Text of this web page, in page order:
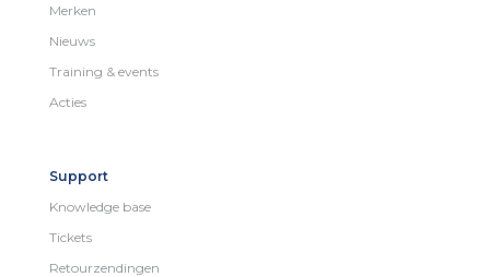
Merken
Nieuws
Training & events
Acties
Support
Knowledge base
Tickets
Retourzendingen